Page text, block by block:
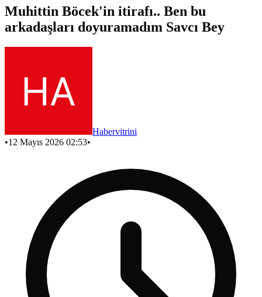
Muhittin Böcek'in itirafı.. Ben bu
arkadaşları doyuramadım Savcı Bey
Habervitrini
•12 Mayıs 2026 02:53•